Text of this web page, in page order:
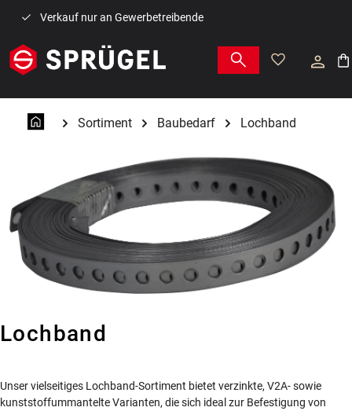
Zum Hauptinhalt springen
Verkauf nur an Gewerbetreibende
Sortiment Baubedarf Lochband
Lochband
Unser vielseitiges Lochband-Sortiment bietet verzinkte, V2A- sowie
kunststoffummantelte Varianten, die sich ideal zur Befestigung von